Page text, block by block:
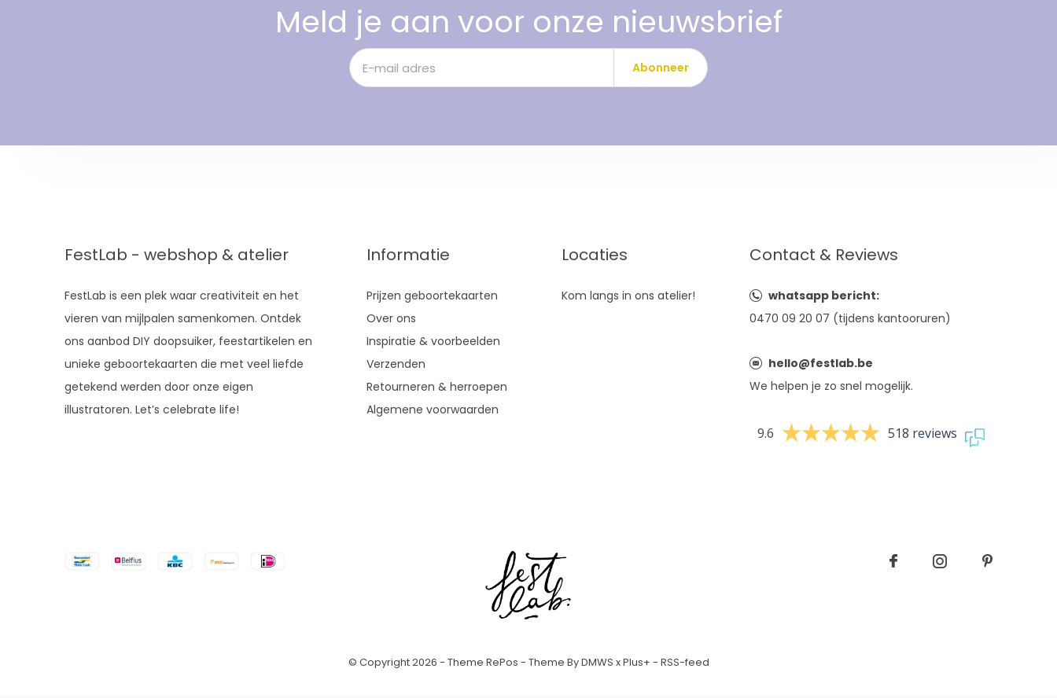
Meld je aan voor onze nieuwsbrief
Abonneer
FestLab - webshop & atelier
FestLab is een plek waar creativiteit en het
vieren van mijlpalen samenkomen. Ontdek
ons aanbod DIY doopsuiker, feestartikelen en
unieke geboortekaarten die met veel liefde
getekend werden door onze eigen
illustratoren. Let’s celebrate life!
Informatie
Prijzen geboortekaarten
Over ons
Inspiratie & voorbeelden
Verzenden
Retourneren & herroepen
Algemene voorwaarden
Locaties
Kom langs in ons atelier!
Contact & Reviews
whatsapp bericht:
0470 09 20 07 (tijdens kantooruren)
hello@festlab.be
We helpen je zo snel mogelijk.
9.6 518 reviews
© Copyright2026 - Theme RePos - Theme ByDMWS xPlus+ - RSS-feed